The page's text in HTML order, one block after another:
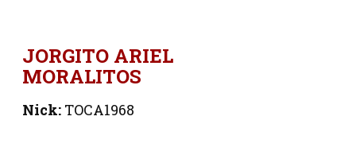
JORGITO ARIEL
MORALITOS
Nick:TOCА1968